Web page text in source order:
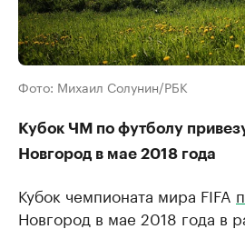
Фото: Михаил Солунин/РБК
Кубок ЧМ по футболу
Новгород в мае 2018 года
Кубок чемпионата мира FIFA
Новгород в мае 2018 года в